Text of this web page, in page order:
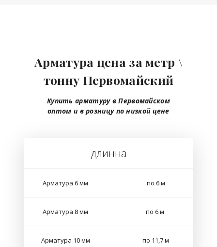
Арматура цена за метр \
тонну Первомайский
Купить арматуру в Первомайском
оптом и в розницу по низкой цене
длинна
Арматура 6 мм по 6 м
Арматура 8 мм по 6 м
Арматура 10 мм по 11,7 м